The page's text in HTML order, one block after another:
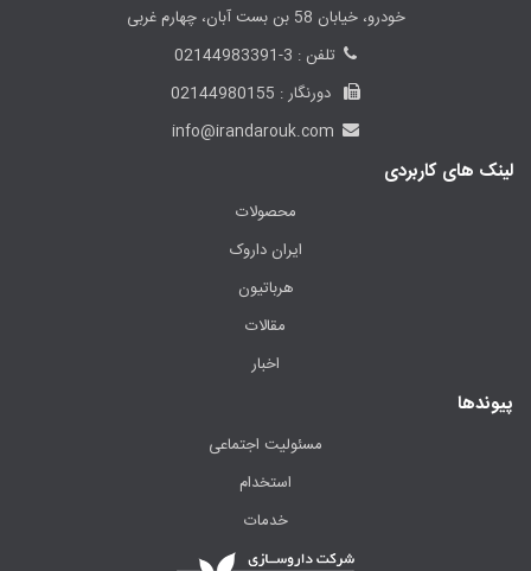
خودرو، خیابان 58 بن بست آبان، چهارم غربی
تلفن : 3-02144983391
دورنگار : 02144980155
info@irandarouk.com
لینک های کاربردی
محصولات
ایران داروک
هرباتیون
مقالات
اخبار
پیوندها
مسئولیت اجتماعی
استخدام
خدمات